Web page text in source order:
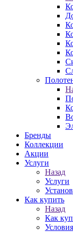
Бренды
Коллекции
Акции
Услуги
Назад
Услуги
Как купить
Назад
Как